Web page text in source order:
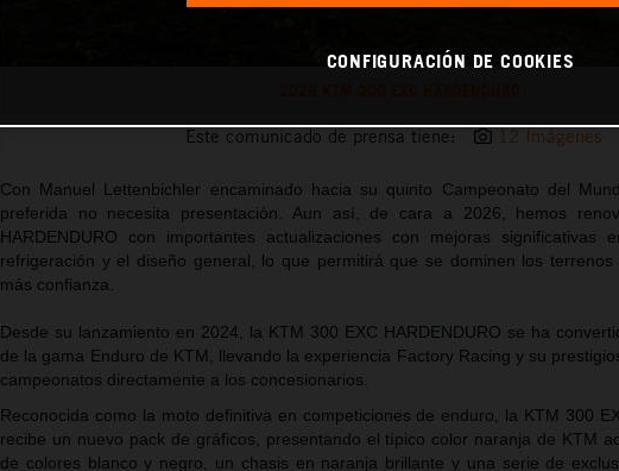
Este comunicado de prensa tiene: 12 Imágenes
Con Manuel Lettenbichler encaminado hacia su quinto Campeonato del
preferida no necesita presentación. Aun así, de cara a 2026, hemos
HARDENDURO con importantes actualizaciones con mejoras significativas
refrigeración y el diseño general, lo que permitirá que se dominen los
más confianza.
Desde su lanzamiento en 2024, la KTM 300 EXC HARDENDURO se ha
de la gama Enduro de KTM, llevando la experiencia Factory Racing y su
campeonatos directamente a los concesionarios.
Reconocida como la moto definitiva en competiciones de enduro, la KTM 300
recibe un nuevo pack de gráficos, presentando el típico color naranja de KTM
de colores blanco y negro, un chasis en naranja brillante y una serie de
CONFIGURACIÓN DE COOKIES